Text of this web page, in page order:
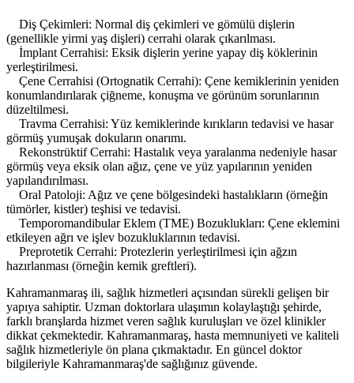
Diş Çekimleri: Normal diş çekimleri ve gömülü dişlerin
(genellikle yirmi yaş dişleri) cerrahi olarak çıkarılması.
İmplant Cerrahisi: Eksik dişlerin yerine yapay diş köklerinin
yerleştirilmesi.
Çene Cerrahisi (Ortognatik Cerrahi): Çene kemiklerinin yeniden
konumlandırılarak çiğneme, konuşma ve görünüm sorunlarının
düzeltilmesi.
Travma Cerrahisi: Yüz kemiklerinde kırıkların tedavisi ve hasar
görmüş yumuşak dokuların onarımı.
Rekonstrüktif Cerrahi: Hastalık veya yaralanma nedeniyle hasar
görmüş veya eksik olan ağız, çene ve yüz yapılarının yeniden
yapılandırılması.
Oral Patoloji: Ağız ve çene bölgesindeki hastalıkların (örneğin
tümörler, kistler) teşhisi ve tedavisi.
Temporomandibular Eklem (TME) Bozuklukları: Çene eklemini
etkileyen ağrı ve işlev bozukluklarının tedavisi.
Preprotetik Cerrahi: Protezlerin yerleştirilmesi için ağzın
hazırlanması (örneğin kemik greftleri).
Kahramanmaraş ili, sağlık hizmetleri açısından sürekli gelişen bir
yapıya sahiptir. Uzman doktorlara ulaşımın kolaylaştığı şehirde,
farklı branşlarda hizmet veren sağlık kuruluşları ve özel klinikler
dikkat çekmektedir. Kahramanmaraş, hasta memnuniyeti ve kaliteli
sağlık hizmetleriyle ön plana çıkmaktadır. En güncel doktor
bilgileriyle Kahramanmaraş'de sağlığınız güvende.